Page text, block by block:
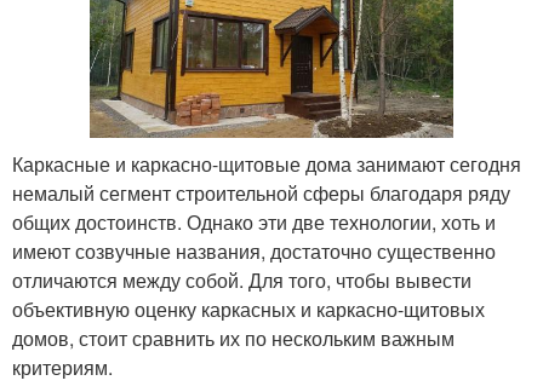
Каркасные и каркасно-щитовые дома занимают сегодня
немалый сегмент строительной сферы благодаря ряду
общих достоинств. Однако эти две технологии, хоть и
имеют созвучные названия, достаточно существенно
отличаются между собой. Для того, чтобы вывести
объективную оценку каркасных и каркасно-щитовых
домов, стоит сравнить их по нескольким важным
критериям.